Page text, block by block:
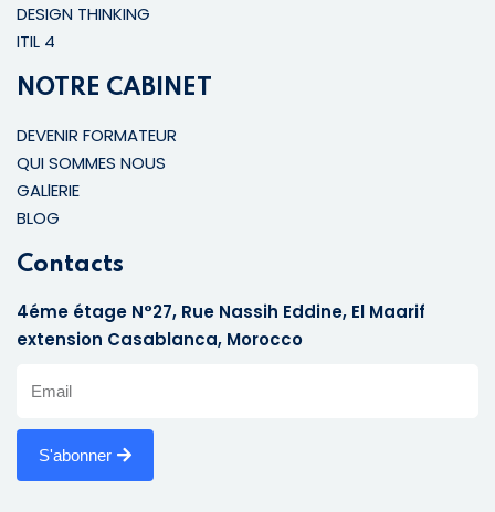
DESIGN THINKING
ITIL 4
NOTRE CABINET
DEVENIR FORMATEUR
QUI SOMMES NOUS
GALlERIE
BLOG
Contacts
4éme étage N°27, Rue Nassih Eddine, El Maarif
extension Casablanca, Morocco
S'abonner